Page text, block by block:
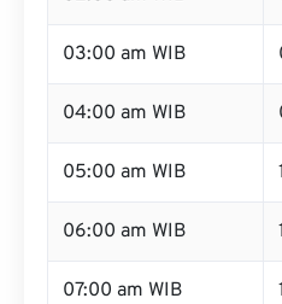
03:00 am WIB
04:00 am WIB
05:00 am WIB
06:00 am WIB
07:00 am WIB